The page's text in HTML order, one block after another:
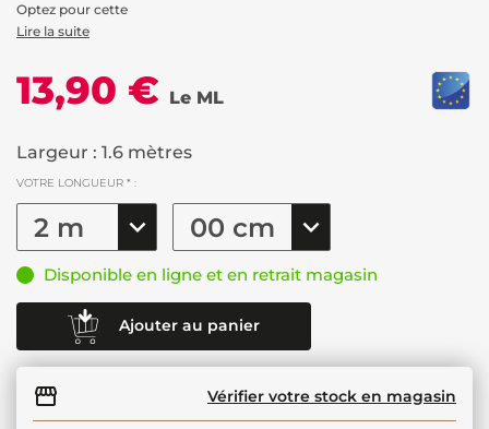
Optez pour cette
Lire la suite
13,90 € Le ML
Largeur : 1.6 mètres
VOTRE LONGUEUR * :
Disponible en ligne et en retrait magasin
Ajouter au panier
Vérifier votre stock en magasin